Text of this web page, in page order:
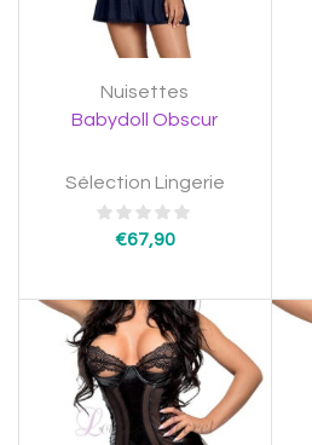
Nuisettes
Babydoll Obscur
Sélection Lingerie
€67,90